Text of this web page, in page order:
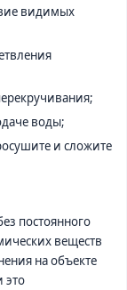
видимых
воды;
и сложите
постоянного
веществ
на объекте
это